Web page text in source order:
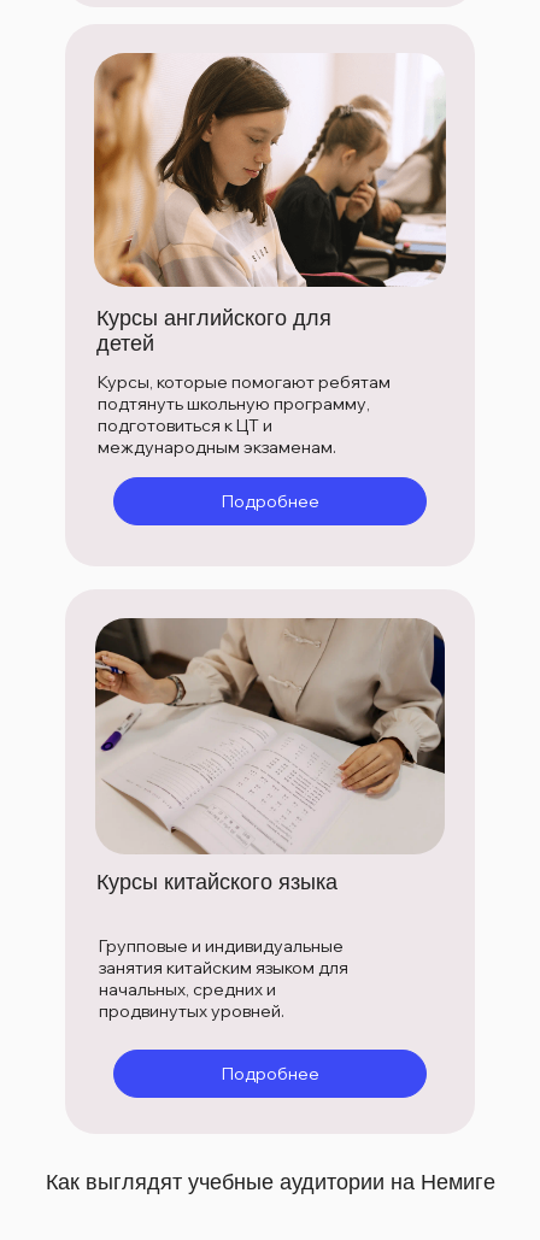
Подробнее
Курсы, которые помогают ребятам
подтянуть школьную программу,
подготовиться к ЦТ и
международным экзаменам.
Курсы английского для
детей
Подробнее
Групповые и индивидуальные
занятия китайским языком для
начальных, средних и
продвинутых уровней.
Курсы китайского языка
Как выглядят учебные аудитории на Немиге